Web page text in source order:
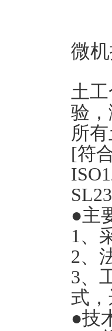
微
土
验
所
[符
●主
1 、
2、
3、
式
●技